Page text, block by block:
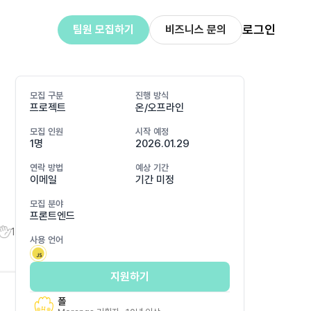
팀원 모집하기 비즈니스 문의 로그인
1
모집 구분
프로젝트
진행 방식
온/오프라인
모집 인원
1명
시작 예정
2026.01.29
연락 방법
이메일
예상 기간
기간 미정
모집 분야
프론트엔드
사용 언어
지원하기
폴